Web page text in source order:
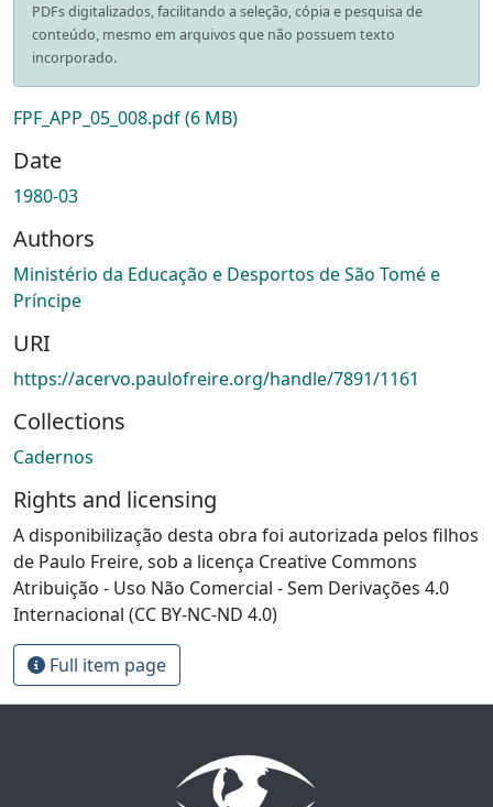
PDFs digitalizados, facilitando a seleção, cópia e pesquisa de
conteúdo, mesmo em arquivos que não possuem texto
incorporado.
FPF_APP_05_008.pdf(6 MB)
Date
1980-03
Authors
Ministério da Educação e Desportos de São Tomé e
Príncipe
URI
https://acervo.paulofreire.org/handle/7891/1161
Collections
Cadernos
Rights and licensing
A disponibilização desta obra foi autorizada pelos filhos
de Paulo Freire, sob a licença Creative Commons
Atribuição - Uso Não Comercial - Sem Derivações 4.0
Internacional (CC BY-NC-ND 4.0)
Full item page